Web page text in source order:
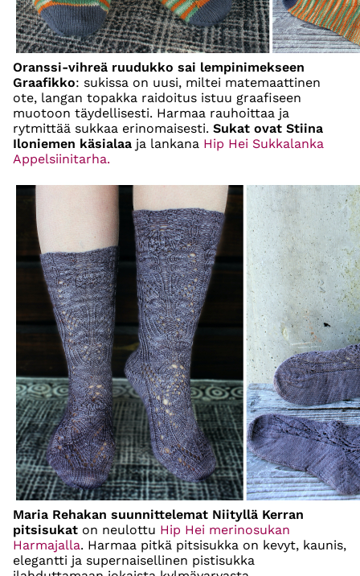
Oranssi-vihreä ruudukko sai lempinimekseen
Graafikko: sukissa on uusi, miltei matemaattinen
ote, langan topakka raidoitus istuu graafiseen
muotoon täydellisesti. Harmaa rauhoittaa ja
rytmittää sukkaa erinomaisesti. Sukat ovat Stiina
Iloniemen käsialaa ja lankana Hip Hei Sukkalanka
Appelsiinitarha.
Maria Rehakan suunnittelemat Niityllä Kerran
pitsisukat on neulottu Hip Hei merinosukan
Harmajalla. Harmaa pitkä pitsisukka on kevyt, kaunis,
elegantti ja supernaisellinen pistisukka